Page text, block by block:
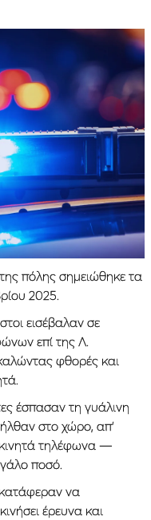
πόλης σημειώθηκε τα
2025.
εισέβαλαν σε
επί της Λ.
φθορές και
έσπασαν τη γυάλινη
στο χώρο, απ’
τηλέφωνα —
ποσό.
να
έρευνα και